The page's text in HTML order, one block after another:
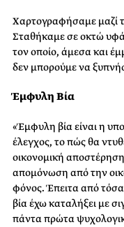
Χαρτογραφήσαμε μαζί
Σταθήκαμε σε οκτώ
τον οποίο, άμεσα και
δεν μπορούμε να
Έμφυλη Βία
«Έμφυλη βία είναι η
έλεγχος, το πώς θα
οικονομική
απομόνωση από την
φόνος. Έπειτα από
βία έχω καταλήξει με
πάντα πρώτα